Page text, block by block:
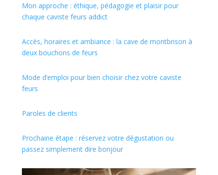
Mon approche : éthique, pédagogie et plaisir pour
chaque caviste feurs addict
Accès, horaires et ambiance : la cave de montbrison à
deux bouchons de feurs
Mode d’emploi pour bien choisir chez votre caviste
feurs
Paroles de clients
Prochaine étape : réservez votre dégustation ou
passez simplement dire bonjour